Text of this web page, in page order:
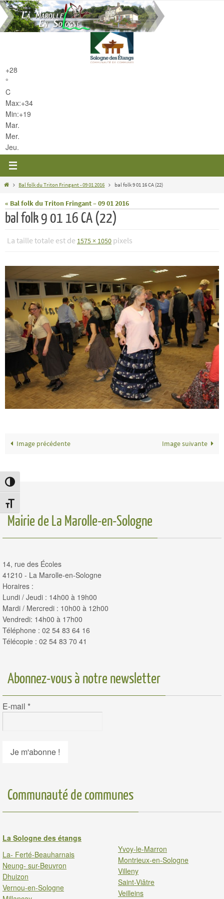
Passer en contraste élevé
Changer la taille de la police
Passer
vers
le
+28
°
C
Max:+34
Min:+19
Mar.
Mer.
Jeu.
HomeBal folk du Triton Fringant - 09 01 2016 bal folk 9 01 16 CA (22)
« Bal folk du Triton Fringant – 09 01 2016
bal folk 9 01 16 CA (22)
La taille totale est de 1575 × 1050 pixels
Image précédente Image suivante
Mairie de La Marolle-en-Sologne
14, rue des Écoles
41210 - La Marolle-en-Sologne
Horaires :
Lundi / Jeudi : 14h00 à 19h00
Mardi / Mercredi : 10h00 à 12h00
Vendredi: 14h00 à 17h00
Téléphone : 02 54 83 64 16
Télécopie : 02 54 83 70 41
Abonnez-vous à notre newsletter
E-mail *
Communauté de communes
La Sologne des étangs
La- Ferté-Beauharnais
Neung- sur-Beuvron
Dhuizon
Vernou-en-Sologne
Yvoy-le-Marron
Montrieux-en-Sologne
Villeny
Saint-Viâtre
Veilleins